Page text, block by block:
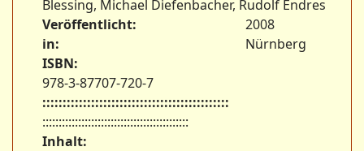
Blessing, Michael Diefenbacher, Rudolf Endres
Veröffentlicht:
2008
in:
Nürnberg
ISBN:
978-3-87707-720-7
::::::::::::::::::::::::::::::::::::::::::::::
:::::::::::::::::::::::::::::::::::::::::::::
Inhalt: